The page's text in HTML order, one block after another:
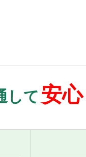
して安心